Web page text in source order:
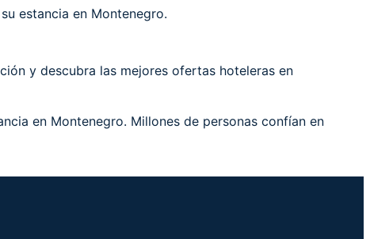
estancia en Montenegro.
y descubra las mejores ofertas hoteleras en
en Montenegro. Millones de personas confían en